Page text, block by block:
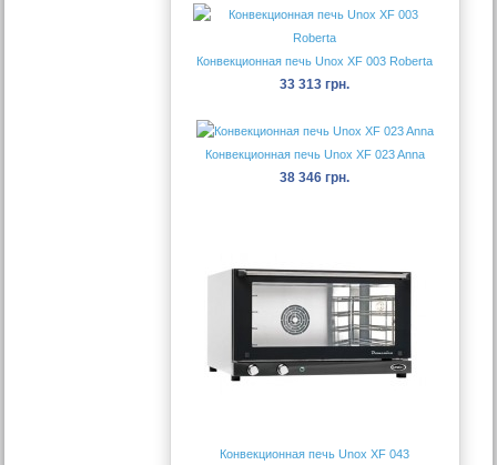
Конвекционная печь Unox XF 003 Roberta
33 313 грн.
Конвекционная печь Unox XF 023 Anna
38 346 грн.
Конвекционная печь Unox XF 043